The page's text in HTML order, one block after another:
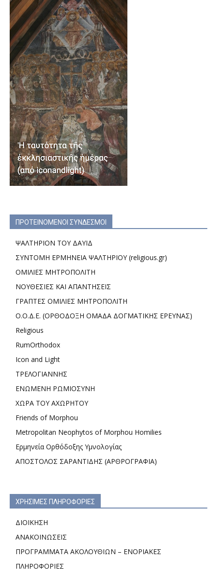
ΠΡΟΤΕΙΝΟΜΕΝΟΙ ΣΥΝΔΕΣΜΟΙ
ΨΑΛΤΗΡΙΟΝ ΤΟΥ ΔΑΥΙΔ
ΣΥΝΤΟΜΗ ΕΡΜΗΝΕΙΑ ΨΑΛΤΗΡΙΟΥ (religious.gr)
ΟΜΙΛΙΕΣ ΜΗΤΡΟΠΟΛΙΤΗ
ΝΟΥΘΕΣΙΕΣ ΚΑΙ ΑΠΑΝΤΗΣΕΙΣ
ΓΡΑΠΤΕΣ ΟΜΙΛΙΕΣ ΜΗΤΡΟΠΟΛΙΤΗ
Ο.Ο.Δ.Ε. (ΟΡΘΟΔΟΞΗ ΟΜΑΔΑ ΔΟΓΜΑΤΙΚΗΣ ΕΡΕΥΝΑΣ)
Religious
RumOrthodox
Icon and Light
ΤΡΕΛΟΓΙΑΝΝΗΣ
ΕΝΩΜΕΝΗ ΡΩΜΙΟΣΥΝΗ
ΧΩΡΑ ΤΟΥ ΑΧΩΡΗΤΟΥ
Friends of Morphou
Metropolitan Neophytos of Morphou Homilies
Ερμηνεία Ορθόδοξης Υμνολογίας
ΑΠΟΣΤΟΛΟΣ ΣΑΡΑΝΤΙΔΗΣ (ΑΡΘΡΟΓΡΑΦΙΑ)
ΧΡΗΣΙΜΕΣ ΠΛΗΡΟΦΟΡΙΕΣ
ΔΙΟΙΚΗΣΗ
ΑΝΑΚΟΙΝΩΣΕΙΣ
ΠΡΟΓΡΑΜΜΑΤΑ ΑΚΟΛΟΥΘΙΩΝ – ΕΝΟΡΙΑΚΕΣ
ΠΛΗΡΟΦΟΡΙΕΣ